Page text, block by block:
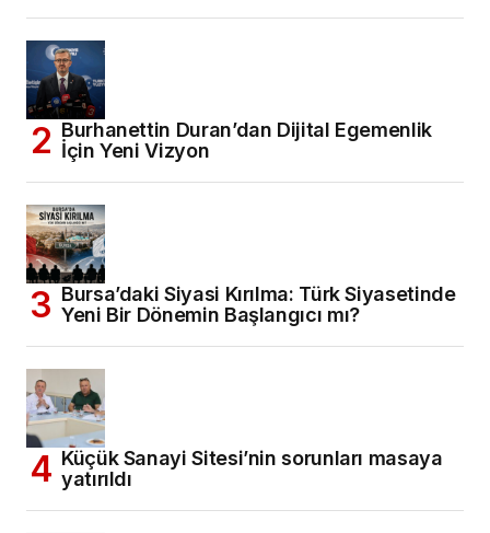
Burhanettin Duran’dan Dijital Egemenlik
İçin Yeni Vizyon
Bursa’daki Siyasi Kırılma: Türk Siyasetinde
Yeni Bir Dönemin Başlangıcı mı?
Küçük Sanayi Sitesi’nin sorunları masaya
yatırıldı